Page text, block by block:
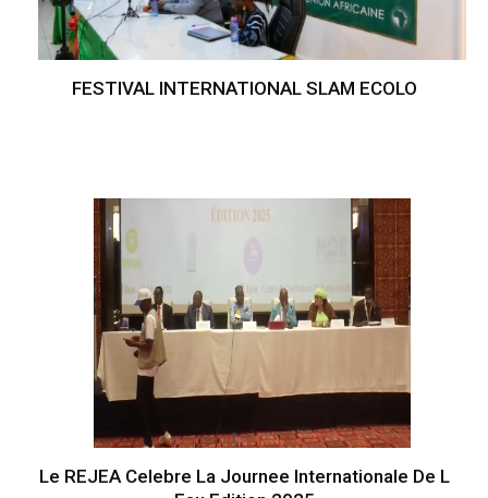
FESTIVAL INTERNATIONAL SLAM ECOLO
Le REJEA Celebre La Journee Internationale De L